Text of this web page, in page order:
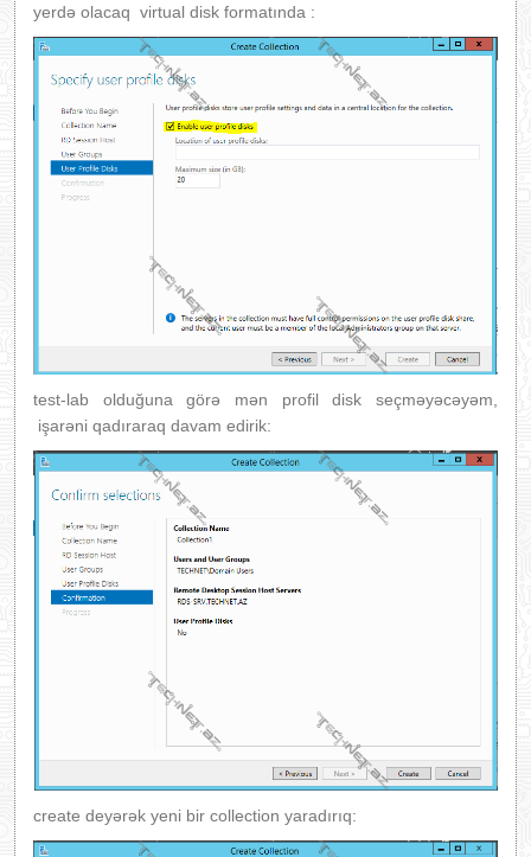
yerdə olacaq virtual disk formatında :
test-lab olduğuna görə mən profil disk seçməyəcəyəm,
işarəni qadıraraq davam edirik:
create deyərək yeni bir collection yaradırıq: